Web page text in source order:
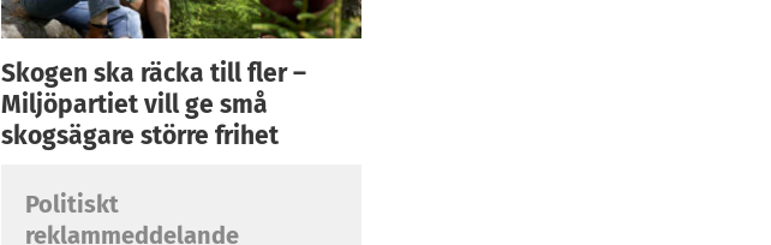
Skogen ska räcka till fler –
Miljöpartiet vill ge små
skogsägare större frihet
Politiskt
reklammeddelande